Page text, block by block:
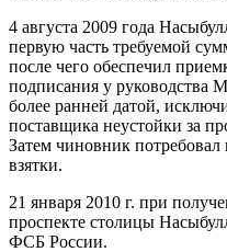
4 августа 2009 года
первую часть требуемой
после чего обеспечил
подписания у руководства
более ранней датой,
поставщика неустойки за
Затем чиновник потребовал
взятки.
21 января 2010 г. при
проспекте столицы
ФСБ России.